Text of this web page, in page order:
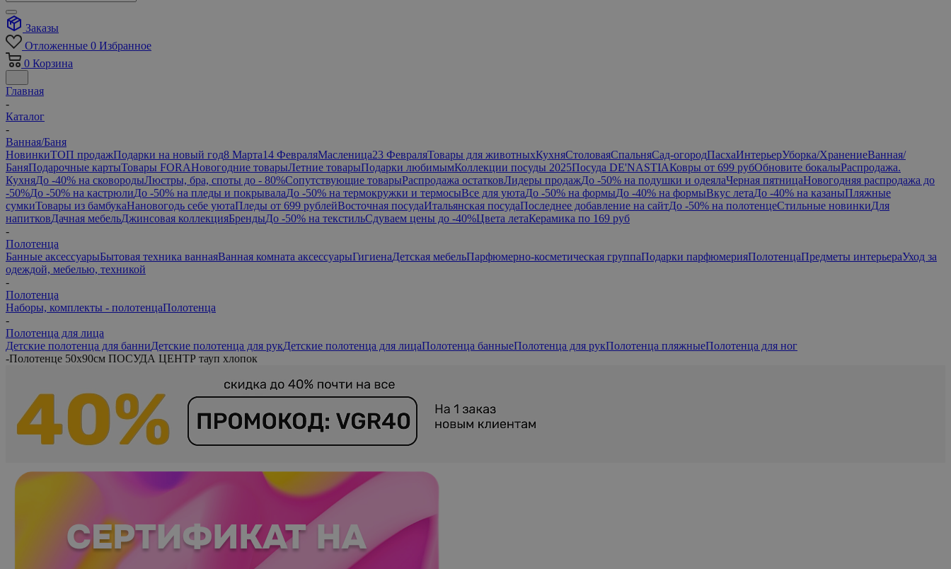
Заказы
Отложенные 0 Избранное
0 Корзина
Главная
-
Каталог
-
Ванная/Баня
НовинкиТОП продажПодарки на новый год8 Марта14 ФевраляМасленица23 ФевраляТовары для животныхКухняСтоловаяСпальняСад-огородПасхаИнтерьерУборка/ХранениеВанная/
БаняПодарочные картыТовары FORAНовогодние товарыЛетние товарыПодарки любимымКоллекции посуды 2025Посуда DE'NASTIAКовры от 699 рубОбновите бокалыРаспродажа.
КухняДо -40% на сковородыЛюстры, бра, споты до - 80%Сопутствующие товарыРаспродажа остатковЛидеры продажДо -50% на подушки и одеялаЧерная пятницаНовогодняя распродажа до
-50%До -50% на кастрюлиДо -50% на пледы и покрывалаДо -50% на термокружки и термосыВсе для уютаДо -50% на формыДо -40% на формыВкус летаДо -40% на казаныПляжные
сумкиТовары из бамбукаНановогодь себе уютаПледы от 699 рублейВосточная посудаИтальянская посудаПоследнее добавление на сайтДо -50% на полотенцеСтильные новинкиДля
напитковДачная мебельДжинсовая коллекцияБрендыДо -50% на текстильСдуваем цены до -40%Цвета летаКерамика по 169 руб
-
Полотенца
Банные аксессуарыБытовая техника ваннаяВанная комната аксессуарыГигиенаДетская мебельПарфюмерно-косметическая группаПодарки парфюмерияПолотенцаПредметы интерьераУход за
одеждой, мебелью, техникой
-
Полотенца
Наборы, комплекты - полотенцаПолотенца
-
Полотенца для лица
Детские полотенца для банниДетские полотенца для рукДетские полотенца для лицаПолотенца банныеПолотенца для рукПолотенца пляжныеПолотенца для ног
-Полотенце 50х90см ПОСУДА ЦЕНТР тауп хлопок